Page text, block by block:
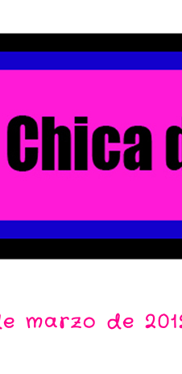
marzo de